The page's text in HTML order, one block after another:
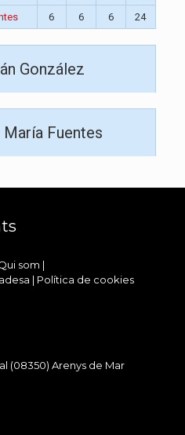
6 6 6 24
González
Fuentes
som |
| Política de cookies
(08350) Arenys de Mar